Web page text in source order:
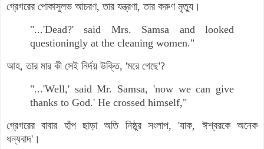
গ্রেগরের পোকাসুলভ আচরণ, তার যন্ত্রণা, তার করুণ মৃত্যু।
"...'Dead?' said Mrs. Samsa and looked
questioningly at the cleaning women."
আহ, তার মার কী সেই নির্দয় উক্তি, 'মরে গেছে'?
"...'Well,' said Mr. Samsa, 'now we can give
thanks to God.' He crossed himself,"
গ্রেগরের বাবার হাঁপ ছাড়া অতি নিষ্ঠুর সংলাপ, 'যাক, ঈশ্বরকে অনেক
ধন্যবাদ'।